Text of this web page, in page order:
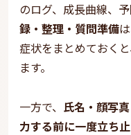
のログ、成長曲線、
録・整理・質問準備
症状をまとめておく
ます。
一方で、 氏名・顔写
力する前に一度立ち